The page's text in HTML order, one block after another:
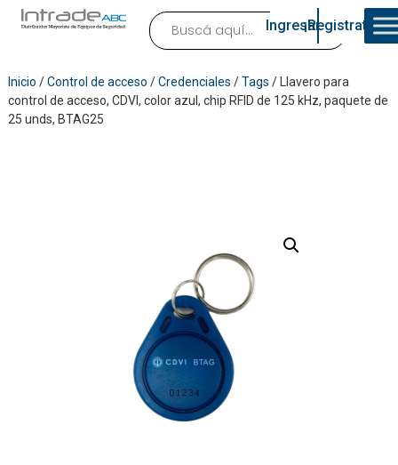
Ingresar¡Registrate!
Inicio /Control de acceso /Credenciales /Tags / Llavero para
control de acceso, CDVI, color azul, chip RFID de 125 kHz, paquete de
25 unds, BTAG25